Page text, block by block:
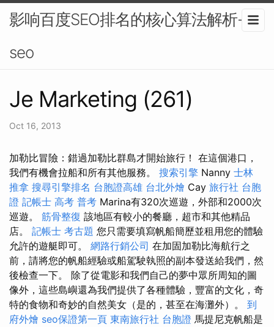
影响百度SEO排名的核心算法解析-
seo
Je Marketing (261)
Oct 16, 2013
加勒比冒險：錯過加勒比群島才開始旅行！ 在這個港口，
我們有機會拉船和所有其他服務。 搜索引擎 Nanny 士林
推拿 搜尋引擎排名 台胞證高雄 台北外燴 Cay 旅行社 台胞
證 記帳士 高考 普考 Marina有320次巡遊，外部和2000次
巡遊。 筋骨整復 該地區有較小的餐廳，超市和其他精品
店。 記帳士 考古題 您只需要填寫帆船簡歷並租用您的體驗
允許的遊艇即可。 網路行銷公司 在加固加勒比海航行之
前，請將您的帆船經驗或船駕駛執照的副本發送給我們，然
後檢查一下。 除了從電影和我們自己的夢中眾所周知的圖
像外，這些島嶼還為我們提供了各種體驗，豐富的文化，奇
特的食物和奇妙的自然美女（是的，甚至在海灘外）。 到
府外燴 seo保證第一頁 東南旅行社 台胞證 馬提尼克帆船是